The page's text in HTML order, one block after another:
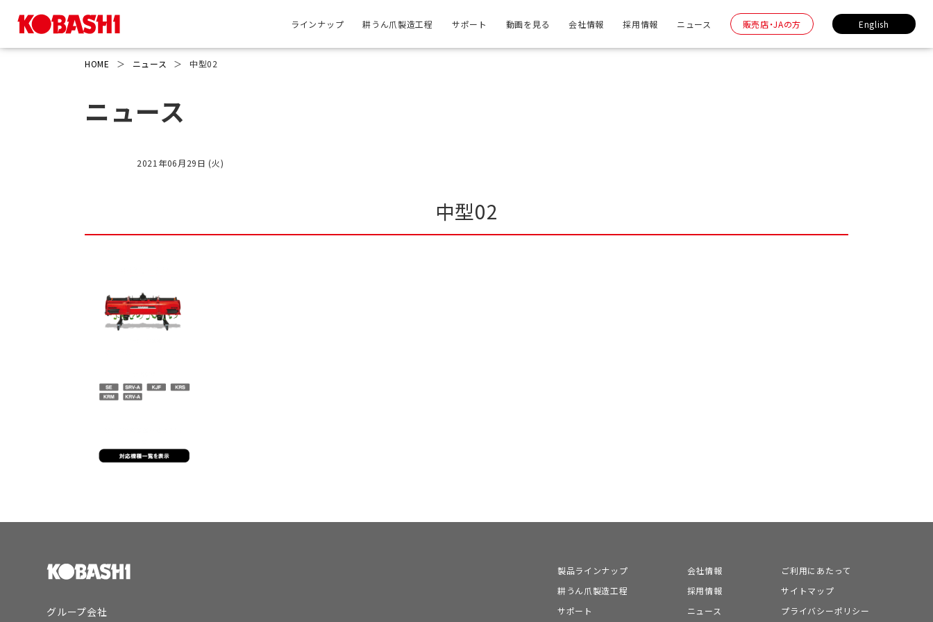
ラインナップ 耕うん爪製造工程 サポート 動画を見る 会社情報 採用情報 ニュース 販売店・JAの方 English
HOME ＞ ニュース ＞ 中型02
ニュース
2021年06月29日 (火)
中型02
グループ会社
製品ラインナップ
耕うん爪製造工程
サポート
会社情報
採用情報
ニュース
ご利用にあたって
サイトマップ
プライバシーポリシー